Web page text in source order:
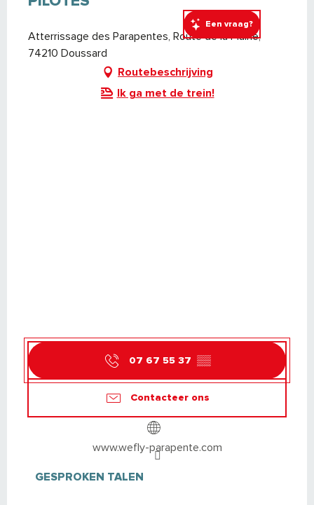
Een vraag?
Atterrissage des Parapentes, Route de la Plaine,
74210 Doussard
Routebeschrijving
Ik ga met de trein!
07 67 55 37 ▒▒
Contacteer ons
www.wefly-parapente.com
GESPROKEN TALEN
GESPROKEN TALEN